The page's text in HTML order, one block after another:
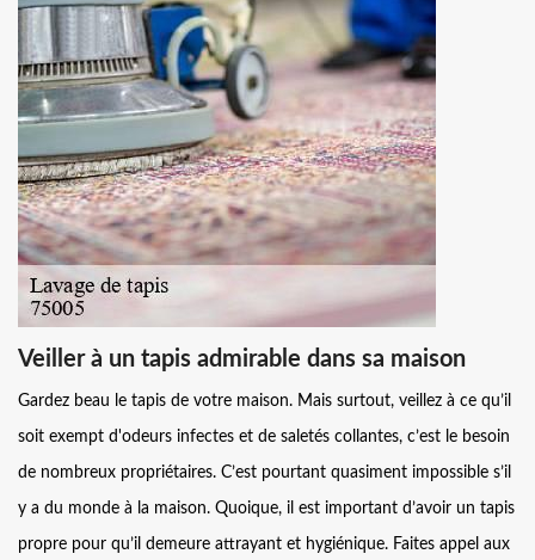
Veiller à un tapis admirable dans sa maison
Gardez beau le tapis de votre maison. Mais surtout, veillez à ce qu’il
soit exempt d'odeurs infectes et de saletés collantes, c’est le besoin
de nombreux propriétaires. C’est pourtant quasiment impossible s’il
y a du monde à la maison. Quoique, il est important d’avoir un tapis
propre pour qu’il demeure attrayant et hygiénique. Faites appel aux